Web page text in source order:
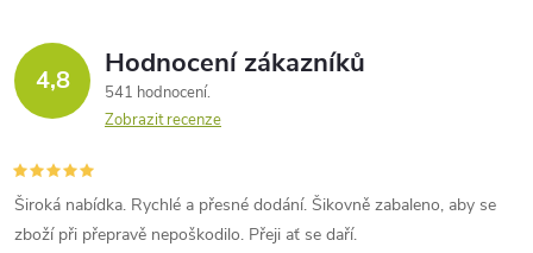
4,8 Hodnocení zákazníků
541 hodnocení
Zobrazit recenze
Široká nabídka. Rychlé a přesné dodání. Šikovně zabaleno, aby se
zboží při přepravě nepoškodilo. Přeji ať se daří.